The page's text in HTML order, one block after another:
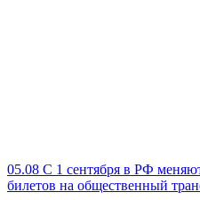
05.08 С 1 сентября в РФ
билетов на общественный